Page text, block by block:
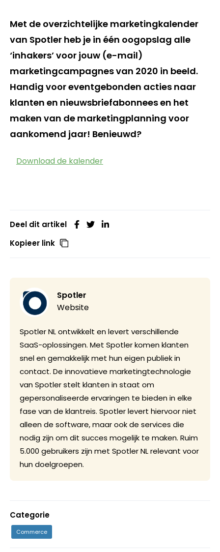
Met de overzichtelijke marketingkalender
van Spotler heb je in één oogopslag alle
‘inhakers’ voor jouw (e-mail)
marketingcampagnes van 2020 in beeld.
Handig voor eventgebonden acties naar
klanten en nieuwsbriefabonnees en het
maken van de marketingplanning voor
aankomend jaar! Benieuwd?
Download de kalender
Deel dit artikel
Kopieer link
Spotler
Website
Spotler NL ontwikkelt en levert verschillende
SaaS-oplossingen. Met Spotler komen klanten
snel en gemakkelijk met hun eigen publiek in
contact. De innovatieve marketingtechnologie
van Spotler stelt klanten in staat om
gepersonaliseerde ervaringen te bieden in elke
fase van de klantreis. Spotler levert hiervoor niet
alleen de software, maar ook de services die
nodig zijn om dit succes mogelijk te maken. Ruim
5.000 gebruikers zijn met Spotler NL relevant voor
hun doelgroepen.
Categorie
Commerce